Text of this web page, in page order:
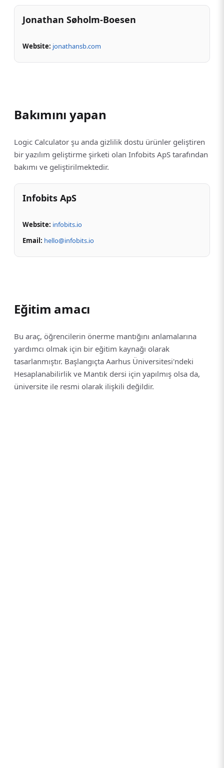
Jonathan Søholm-Boesen
Website: jonathansb.com
Bakımını yapan
Logic Calculator şu anda gizlilik dostu ürünler geliştiren
bir yazılım geliştirme şirketi olan Infobits ApS tarafından
bakımı ve geliştirilmektedir.
Infobits ApS
Website: infobits.io
Email: hello@infobits.io
Eğitim amacı
Bu araç, öğrencilerin önerme mantığını anlamalarına
yardımcı olmak için bir eğitim kaynağı olarak
tasarlanmıştır. Başlangıçta Aarhus Üniversitesi'ndeki
Hesaplanabilirlik ve Mantık dersi için yapılmış olsa da,
üniversite ile resmi olarak ilişkili değildir.